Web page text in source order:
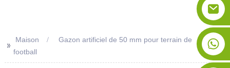
>> Maison
Gazon artificiel de 50 mm pour terrain de
football